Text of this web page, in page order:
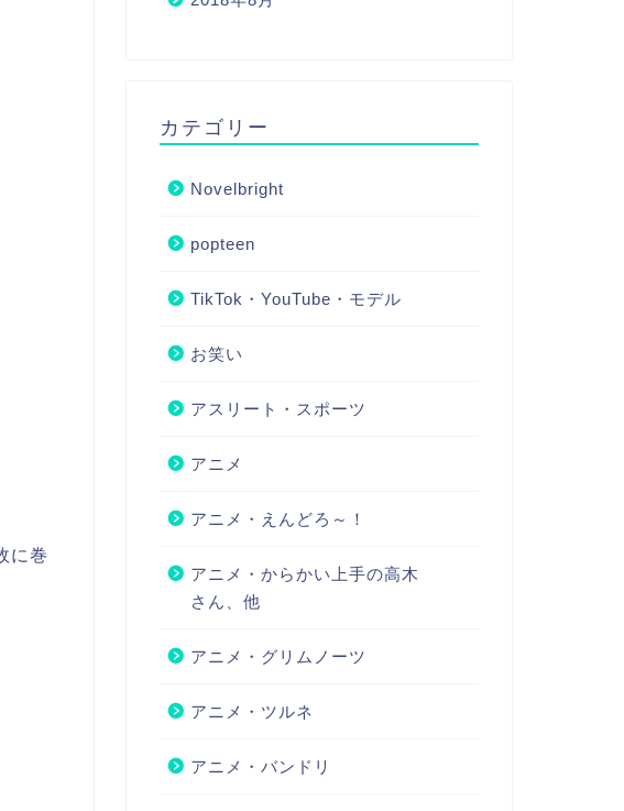
に巻
カテゴリー
Novelbright
popteen
TikTok・YouTube・モデル
お笑い
アスリート・スポーツ
アニメ
アニメ・えんどろ～！
アニメ・からかい上手の高木
さん、他
アニメ・グリムノーツ
アニメ・ツルネ
アニメ・バンドリ